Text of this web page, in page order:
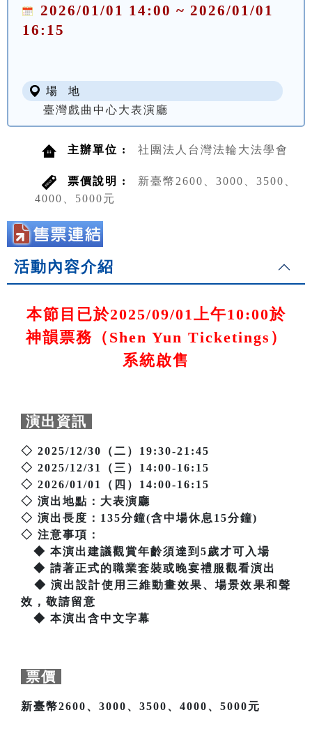
2026/01/01 14:00 ~ 2026/01/01
16:15
場 地
臺灣戲曲中心大表演廳
主辦單位 : 社團法人台灣法輪大法學會
票價說明 :
新臺幣2600、3000、3500、
4000、5000元
活動內容介紹
本節目已於2025/09/01上午10:00於
神韻票務（Shen Yun Ticketings）
系統啟售
演出資訊
◇ 2025/12/30（二）19:30-21:45
◇ 2025/12/31（三）14:00-16:15
◇ 2026/01/01（四）14:00-16:15
◇ 演出地點：大表演廳
◇ 演出長度：135分鐘(含中場休息15分鐘)
◇ 注意事項：
◆ 本演出建議觀賞年齡須達到5歲才可入場
◆ 請著正式的職業套裝或晚宴禮服觀看演出
◆ 演出設計使用三維動畫效果、場景效果和聲
效，敬請留意
◆ 本演出含中文字幕
票價
新臺幣2600、3000、3500、4000、5000元